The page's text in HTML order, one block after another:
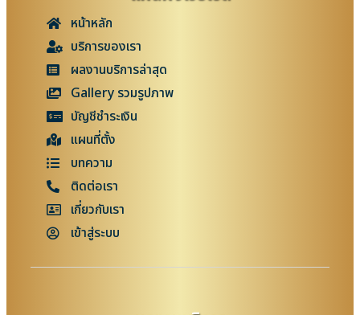
หน้าหลัก
บริการของเรา
ผลงานบริการล่าสุด
Gallery รวมรูปภาพ
บัญชีชำระเงิน
แผนที่ตั้ง
บทความ
ติดต่อเรา
เกี่ยวกับเรา
เข้าสู่ระบบ